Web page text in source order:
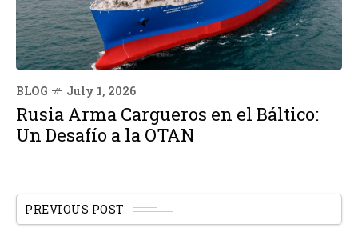
BLOG July 1, 2026
Rusia Arma Cargueros en el Báltico:
Un Desafío a la OTAN
PREVIOUS POST